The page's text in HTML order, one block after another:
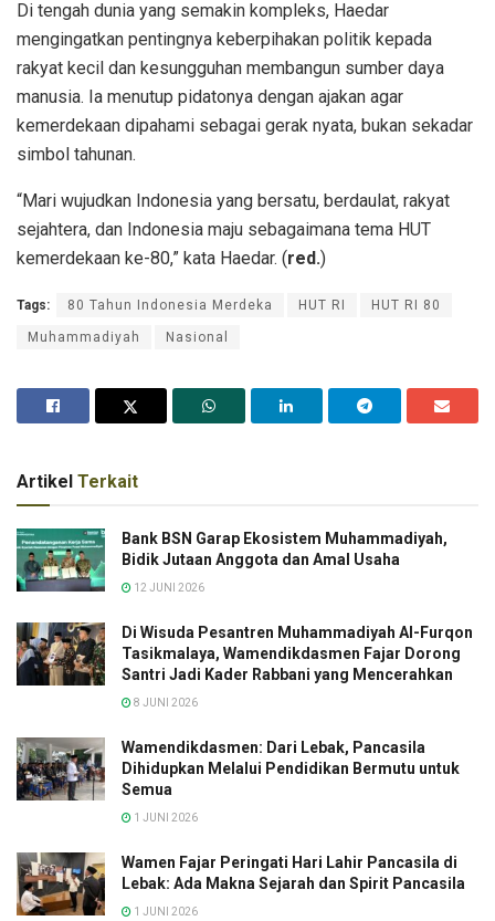
Di tengah dunia yang semakin kompleks, Haedar
mengingatkan pentingnya keberpihakan politik kepada
rakyat kecil dan kesungguhan membangun sumber daya
manusia. Ia menutup pidatonya dengan ajakan agar
kemerdekaan dipahami sebagai gerak nyata, bukan sekadar
simbol tahunan.
“Mari wujudkan Indonesia yang bersatu, berdaulat, rakyat
sejahtera, dan Indonesia maju sebagaimana tema HUT
kemerdekaan ke-80,” kata Haedar. (red.)
Tags: 80 Tahun Indonesia Merdeka HUT RI HUT RI 80
Muhammadiyah Nasional
Artikel Terkait
Bank BSN Garap Ekosistem Muhammadiyah,
Bidik Jutaan Anggota dan Amal Usaha
12 JUNI 2026
Di Wisuda Pesantren Muhammadiyah Al-Furqon
Tasikmalaya, Wamendikdasmen Fajar Dorong
Santri Jadi Kader Rabbani yang Mencerahkan
8 JUNI 2026
Wamendikdasmen: Dari Lebak, Pancasila
Dihidupkan Melalui Pendidikan Bermutu untuk
Semua
1 JUNI 2026
Wamen Fajar Peringati Hari Lahir Pancasila di
Lebak: Ada Makna Sejarah dan Spirit Pancasila
1 JUNI 2026